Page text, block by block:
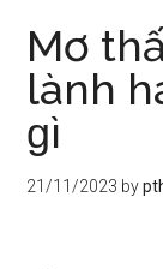
Mơ
lành
ɡì
21/11/2023 by